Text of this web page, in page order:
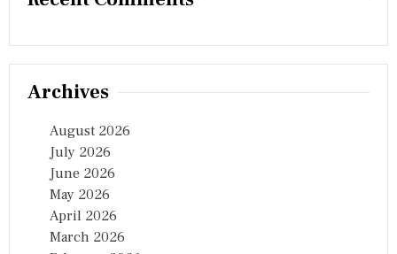
Archives
August 2026
July 2026
June 2026
May 2026
April 2026
March 2026